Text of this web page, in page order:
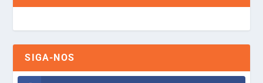
SIGA-NOS